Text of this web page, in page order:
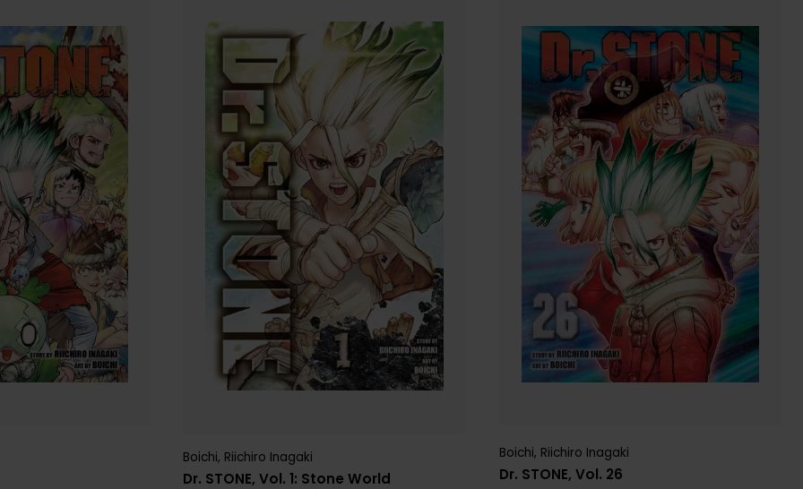
Dr. STONE, Vol. 1: Stone World
Boichi, Riichiro Inagaki
Dr. STONE, Vol. 26
Boichi, Riichiro Inagaki